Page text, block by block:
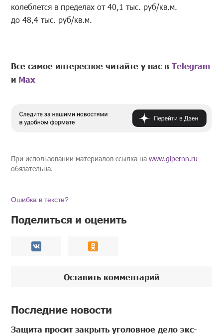
колеблется в пределах от 40,1 тыс. руб/кв.м.
до 48,4 тыс. руб/кв.м.
Все самое интересное читайте у нас вTelegram
и Mах
При использовании материалов ссылка наwww.gipernn.ru
обязательна.
Ошибка в тексте?
Поделиться и оценить
Оставить комментарий
Последние новости
Защита просит закрыть уголовное дело экс-